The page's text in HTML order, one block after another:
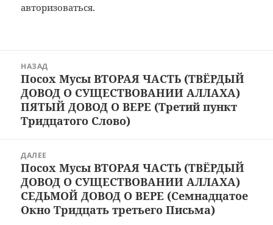
авторизоваться.
записям
НАЗАД
Предыдущая
запись:
Посох Мусы ВТОРАЯ ЧАСТЬ (ТВЁРДЫЙ
ДОВОД О СУЩЕСТВОВАНИИ АЛЛАХА)
ПЯТЫЙ ДОВОД О ВЕРЕ (Третий пункт
Тридцатого Слово)
ДАЛЕЕ
Следующая
запись:
Посох Мусы ВТОРАЯ ЧАСТЬ (ТВЁРДЫЙ
ДОВОД О СУЩЕСТВОВАНИИ АЛЛАХА)
СЕДЬМОЙ ДОВОД О ВЕРЕ (Семнадцатое
Окно Тридцать третьего Письма)